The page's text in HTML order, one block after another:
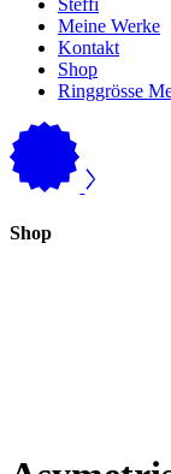
Steffi
Meine Werke
Kontakt
Shop
Ringgrösse
Shop